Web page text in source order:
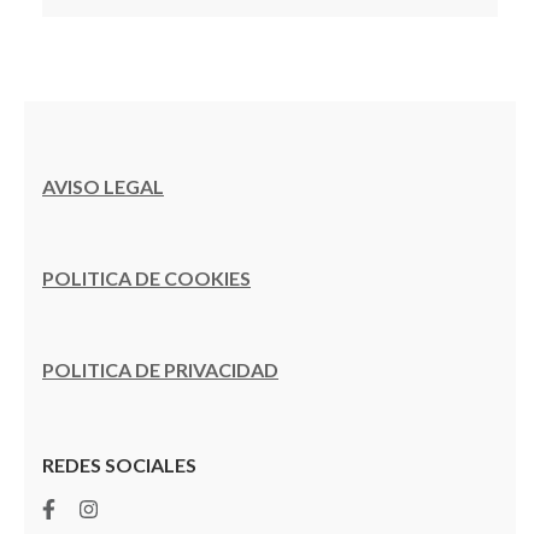
AVISO LEGAL
POLITICA DE COOKIES
POLITICA DE PRIVACIDAD
REDES SOCIALES